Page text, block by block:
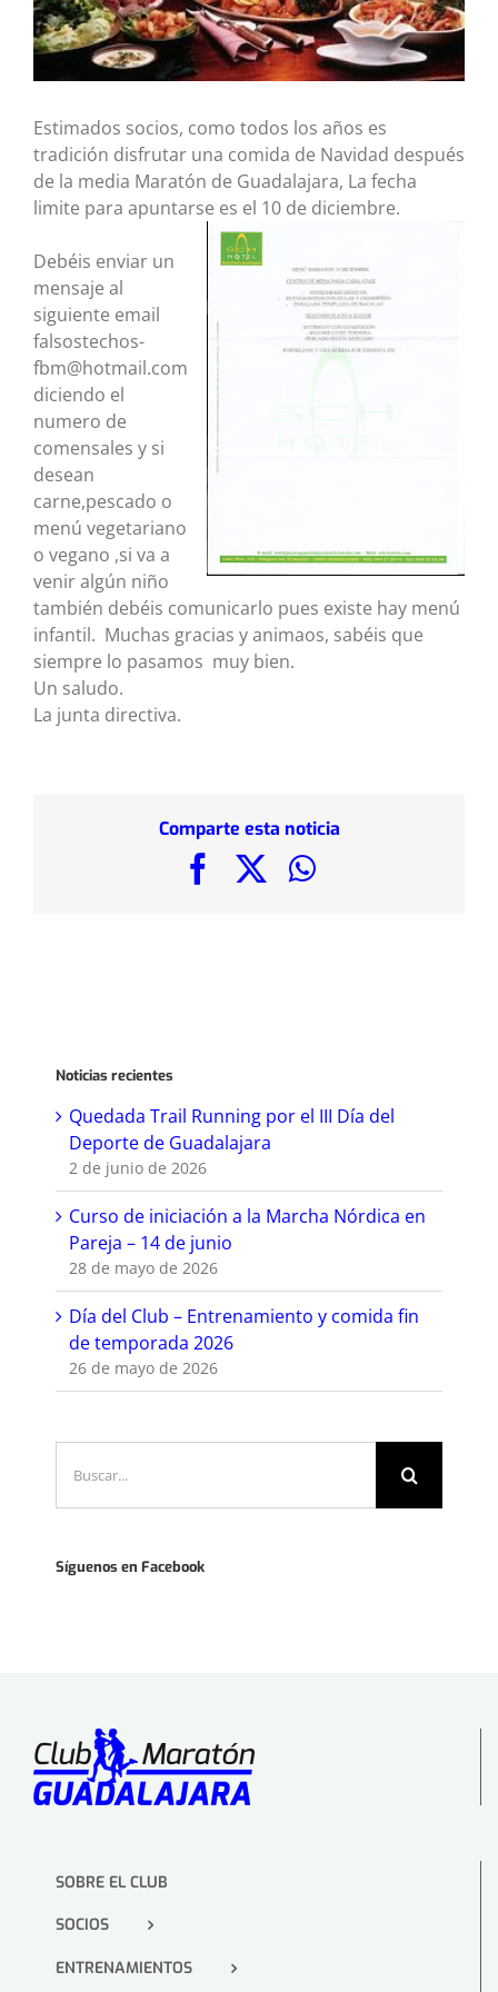
Estimados socios, como todos los años es
tradición disfrutar una comida de Navidad después
de la media Maratón de Guadalajara, La fecha
limite para apuntarse es el 10 de diciembre.
Debéis enviar un
mensaje al
siguiente email
falsostechos-
fbm@hotmail.com
diciendo el
numero de
comensales y si
desean
carne,pescado o
menú vegetariano
o vegano ,si va a
venir algún niño
también debéis comunicarlo pues existe hay menú
infantil. Muchas gracias y animaos, sabéis que
siempre lo pasamos muy bien.
Un saludo.
La junta directiva.
Comparte esta noticia
FacebookWhatsApp
Noticias recientes
Quedada Trail Running por el III Día del
Deporte de Guadalajara
2 de junio de 2026
Curso de iniciación a la Marcha Nórdica en
Pareja – 14 de junio
28 de mayo de 2026
Día del Club – Entrenamiento y comida fin
de temporada 2026
26 de mayo de 2026
Síguenos en Facebook
SOBRE EL CLUB
SOCIOS
ENTRENAMIENTOS